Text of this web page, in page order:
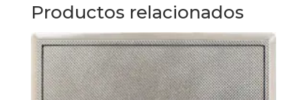
Productos relacionados